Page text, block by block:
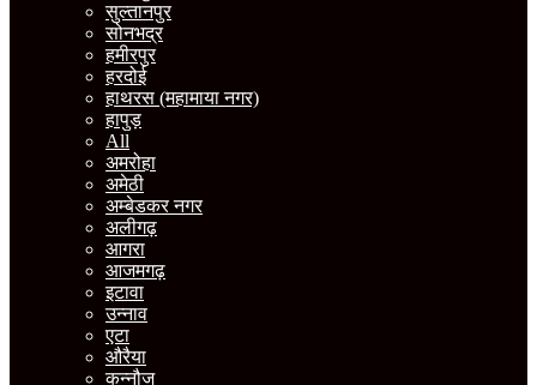
सुल्तानपुर
सोनभद्र
हमीरपुर
हरदोई
हाथरस (महामाया नगर)
हापुड़
All
अमरोहा
अमेठी
अम्बेडकर नगर
अलीगढ़
आगरा
आजमगढ़
इटावा
उन्नाव
एटा
औरैया
कन्नौज